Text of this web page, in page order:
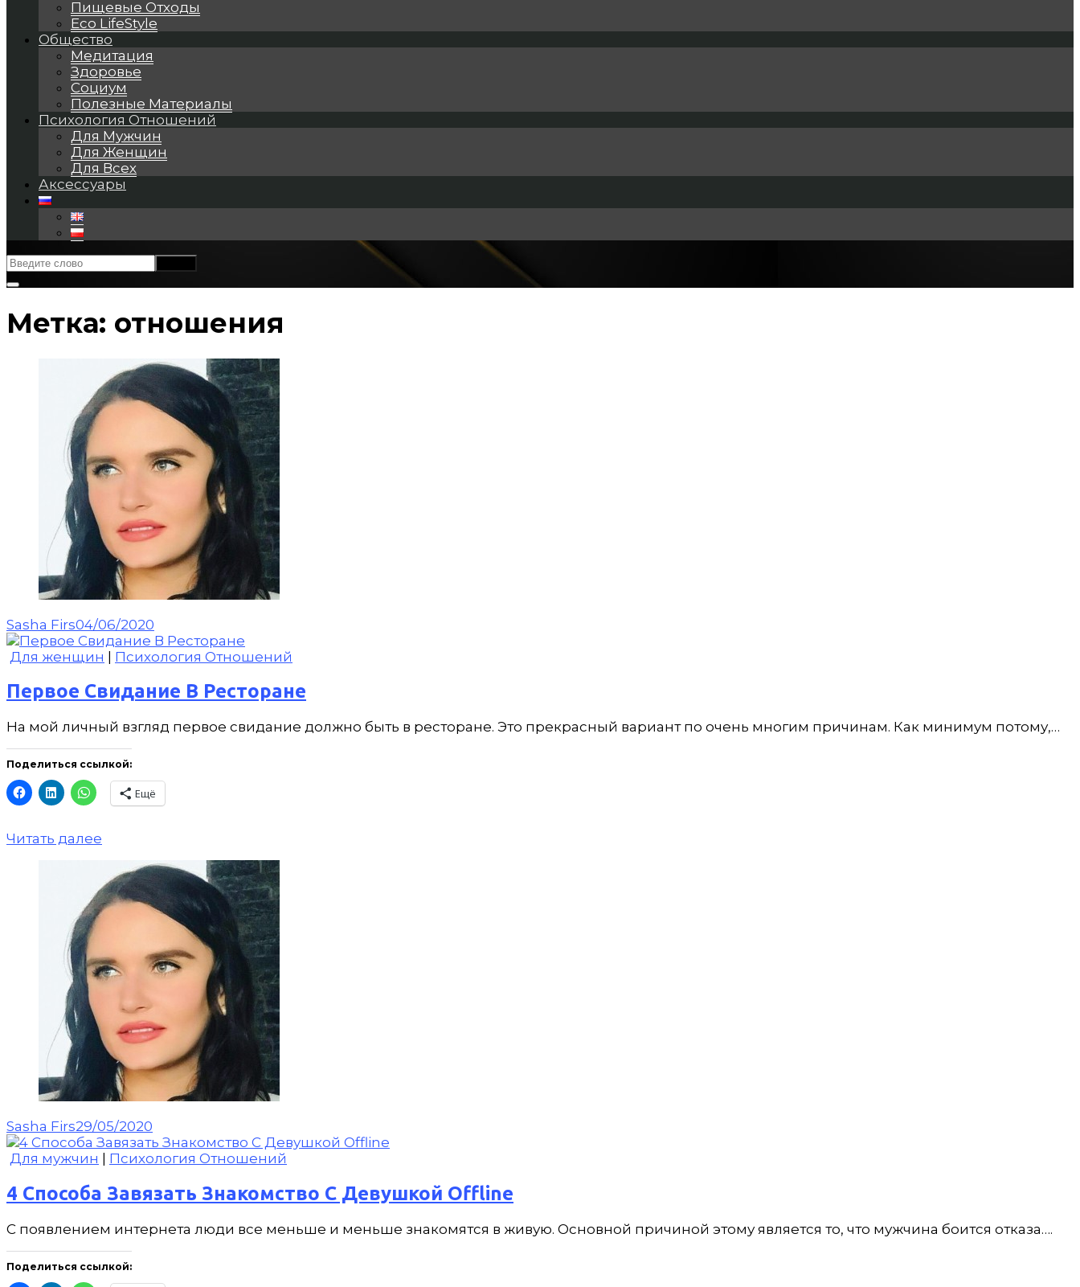
Пищевые Отходы
Eco LifeStyle
Общество
Медитация
Здоровье
Социум
Полезные Материалы
Психология Отношений
Для Мужчин
Для Женщин
Для Всех
Аксессуары
Метка: отношения
Sasha Firs04/06/2020
Для женщин | Психология Отношений
Первое Свидание В Ресторане
На мой личный взгляд первое свидание должно быть в ресторане. Это прекрасный вариант по очень многим причинам. Как минимум потому,…
Поделиться ссылкой:
Ещё
Читать далее
Sasha Firs29/05/2020
Для мужчин
Психология Отношений
4 Способа Завязать Знакомство С Девушкой Offline
С появлением интернета люди все меньше и меньше знакомятся в живую. Основной причиной этому является то, что мужчина боится отказа….
Поделиться ссылкой: